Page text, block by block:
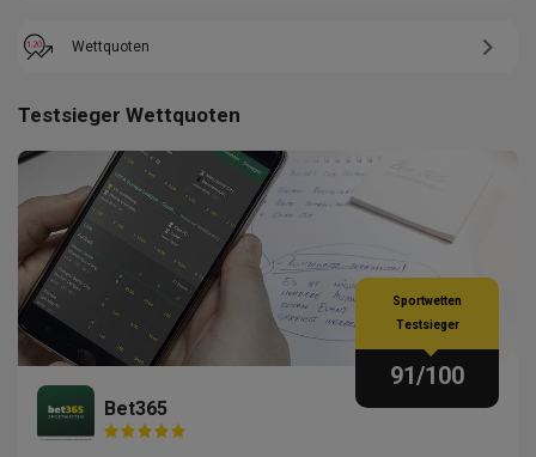
Wettquoten
Testsieger Wettquoten
Bet365
Sportwetten
Testsieger
91/100